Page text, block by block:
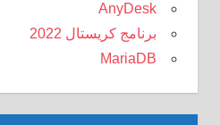
AnyDesk
برنامج كريستال 2022
MariaDB